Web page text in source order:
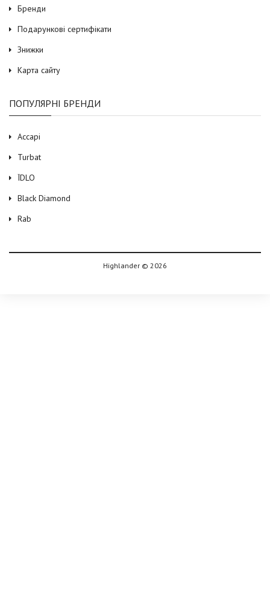
Бренди
Подарункові сертифікати
Знижки
Карта сайту
ПОПУЛЯРНІ БРЕНДИ
Accapi
Turbat
ЇDLO
Black Diamond
Rab
Highlander © 2026